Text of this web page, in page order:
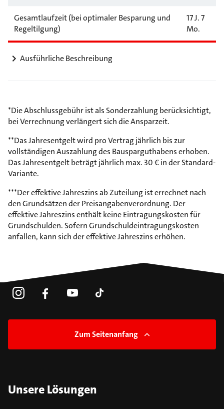
Gesamtlaufzeit (bei optimaler Besparung und
Regeltilgung)
17 J. 7
Mo.
Ausführliche Beschreibung
*Die Abschlussgebühr ist als Sonderzahlung berücksichtigt,
bei Verrechnung verlängert sich die Ansparzeit.
**Das Jahresentgelt wird pro Vertrag jährlich bis zur
vollständigen Auszahlung des Bausparguthabens erhoben.
Das Jahresentgelt beträgt jährlich max. 30 € in der Standard-
Variante.
***Der effektive Jahreszins ab Zuteilung ist errechnet nach
den Grundsätzen der Preisangabenverordnung. Der
effektive Jahreszins enthält keine Eintragungskosten für
Grundschulden. Sofern Grundschuldeintragungskosten
anfallen, kann sich der effektive Jahreszins erhöhen.
Zum Seitenanfang
Unsere Lösungen